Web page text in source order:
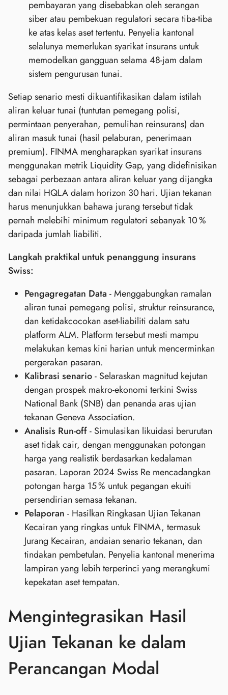
pembayaran yang disebabkan oleh serangan
siber atau pembekuan regulatori secara tiba‑tiba
ke atas kelas aset tertentu. Penyelia kantonal
selalunya memerlukan syarikat insurans untuk
memodelkan gangguan selama 48‑jam dalam
sistem pengurusan tunai.
Setiap senario mesti dikuantifikasikan dalam istilah
aliran keluar tunai (tuntutan pemegang polisi,
permintaan penyerahan, pemulihan reinsurans) dan
aliran masuk tunai (hasil pelaburan, penerimaan
premium). FINMA mengharapkan syarikat insurans
menggunakan metrik Liquidity Gap, yang didefinisikan
sebagai perbezaan antara aliran keluar yang dijangka
dan nilai HQLA dalam horizon 30 hari. Ujian tekanan
harus menunjukkan bahawa jurang tersebut tidak
pernah melebihi minimum regulatori sebanyak 10 %
daripada jumlah liabiliti.
Langkah praktikal untuk penanggung insurans
Swiss:
Pengagregatan Data - Menggabungkan ramalan
aliran tunai pemegang polisi, struktur reinsurance,
dan ketidakcocokan aset‑liabiliti dalam satu
platform ALM. Platform tersebut mesti mampu
melakukan kemas kini harian untuk mencerminkan
pergerakan pasaran.
Kalibrasi senario- Selaraskan magnitud kejutan
dengan prospek makro‑ekonomi terkini Swiss
National Bank (SNB) dan penanda aras ujian
tekanan Geneva Association.
Analisis Run‑off- Simulasikan likuidasi berurutan
aset tidak cair, dengan menggunakan potongan
harga yang realistik berdasarkan kedalaman
pasaran. Laporan 2024 Swiss Re mencadangkan
potongan harga 15 % untuk pegangan ekuiti
persendirian semasa tekanan.
Pelaporan - Hasilkan Ringkasan Ujian Tekanan
Kecairan yang ringkas untuk FINMA, termasuk
Jurang Kecairan, andaian senario tekanan, dan
tindakan pembetulan. Penyelia kantonal menerima
lampiran yang lebih terperinci yang merangkumi
kepekatan aset tempatan.
Mengintegrasikan Hasil
Ujian Tekanan ke dalam
Perancangan Modal